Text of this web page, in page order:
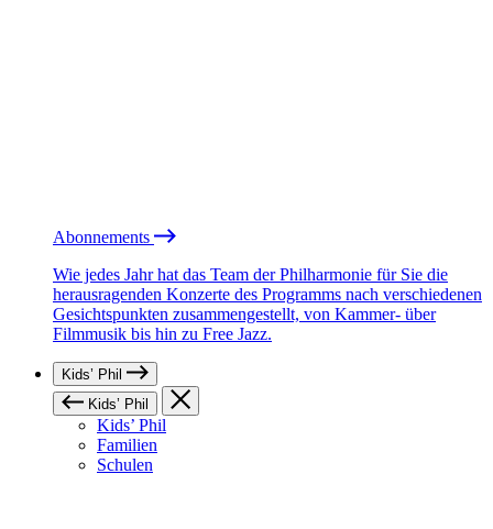
Abonnements
Wie jedes Jahr hat das Team der Philharmonie für Sie die
herausragenden Konzerte des Programms nach verschiedenen
Gesichtspunkten zusammengestellt, von Kammer- über
Filmmusik bis hin zu Free Jazz.
Kids’ Phil
Kids’ Phil
Kids’ Phil
Familien
Schulen